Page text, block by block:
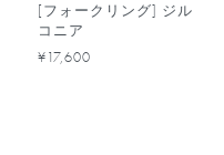
[フォークリング] ジル
コニア
¥17,600